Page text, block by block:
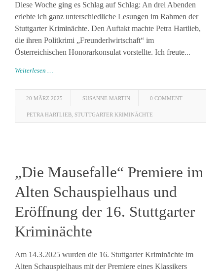
Diese Woche ging es Schlag auf Schlag: An drei Abenden
erlebte ich ganz unterschiedliche Lesungen im Rahmen der
Stuttgarter Kriminächte. Den Auftakt machte Petra Hartlieb,
die ihren Politkrimi „Freunderlwirtschaft“ im
Österreichischen Honorarkonsulat vorstellte. Ich freute...
Weiterlesen …
20 MÄRZ 2025 SUSANNE MARTIN 0 COMMENT
PETRA HARTLIEB STUTTGARTER KRIMINÄCHTE
„Die Mausefalle“ Premiere im
Alten Schauspielhaus und
Eröffnung der 16. Stuttgarter
Kriminächte
Am 14.3.2025 wurden die 16. Stuttgarter Kriminächte im
Alten Schauspielhaus mit der Premiere eines Klassikers